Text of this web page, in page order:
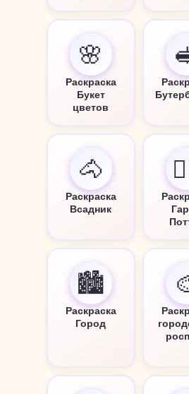
🌸
Раскраска
Букет
цветов
🐴
Раскраска
Всадник
🏙️
Раскраска
Город